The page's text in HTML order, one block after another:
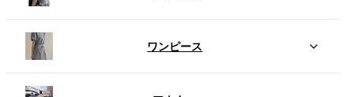
ワンピース